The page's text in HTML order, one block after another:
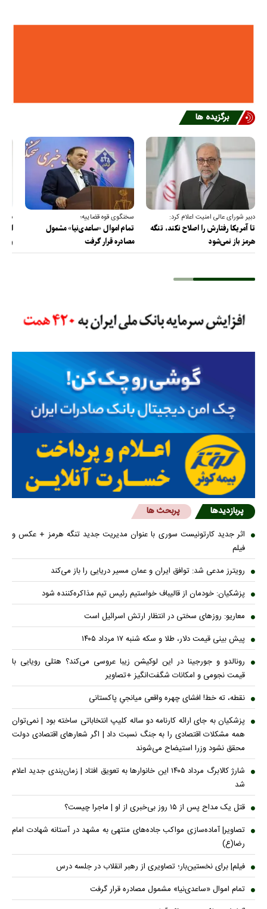
برگزیده ها
دبیر شورای عالی امنیت اعلام کرد:
تا آمریکا رفتارش را اصلاح نکند، تنگه
هرمز باز نمی‌شود
سخنگوی قوه قضاییه؛
تمام اموال «ساعدی‌نیا» مشمول
مصادره قرار گرفت
و
پربازدیدها پربحث ها
اثر جدید کارتونیست سوری با عنوان مدیریت جدید تنگه هرمز + عکس و
فیلم
رویترز مدعی شد: توافق ایران و عمان مسیر دریایی را باز می‌کند
پزشکیان: خودمان از قالیباف خواستیم رئیس تیم مذاکره‌کننده شود
معاریو: روزهای سختی در انتظار ارتش اسرائیل است
پیش بینی قیمت دلار، طلا و سکه شنبه ۱۷ مرداد ۱۴۰۵
رونالدو و جورجینا در این لوکیشن زیبا عروسی می‌کند؟ هتلی رویایی با
قیمت نجومی و امکانات شگفت‌انگیز +تصاویر
نقطه، ته خط! افشای چهره واقعی میانجیِ پاکستانی
پزشکیان به جای ارائه کارنامه دو ساله کلیپ انتخاباتی ساخته بود | نمی‌توان
همه مشکلات اقتصادی را به جنگ نسبت داد | اگر شعار‌های اقتصادی دولت
محقق نشود وزرا استیضاح می‌شوند
شارژ کالابرگ مرداد ۱۴۰۵ این خانوار‌ها به تعویق افتاد | زمان‌بندی جدید اعلام
شد
قتل یک مداح پس از ۱۵ روز بی‌خبری از او | ماجرا چیست؟
تصاویر| آماده‌سازی مواکب جاده‌های منتهی به مشهد در آستانه شهادت امام
رضا(ع)
فیلم| برای نخستین‌بار؛ تصاویری از رهبر انقلاب در جلسه درس
تمام اموال «ساعدی‌نیا» مشمول مصادره قرار گرفت